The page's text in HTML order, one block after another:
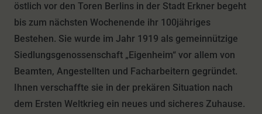
östlich vor den Toren Berlins in der Stadt Erkner begeht
bis zum nächsten Wochenende ihr 100jähriges
Bestehen. Sie wurde im Jahr 1919 als gemeinnützige
Siedlungsgenossenschaft „Eigenheim“ vor allem von
Beamten, Angestellten und Facharbeitern gegründet.
Ihnen verschaffte sie in der prekären Situation nach
dem Ersten Weltkrieg ein neues und sicheres Zuhause.